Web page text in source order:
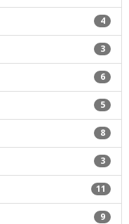
4
3
6
5
8
3
11
9